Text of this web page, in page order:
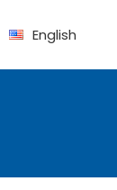
English